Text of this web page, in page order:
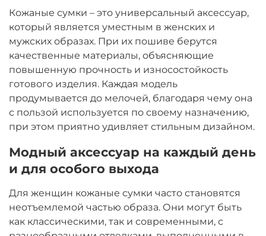
Кожаные сумки – это универсальный аксессуар,
который является уместным в женских и
мужских образах. При их пошиве берутся
качественные материалы, объясняющие
повышенную прочность и износостойкость
готового изделия. Каждая модель
продумывается до мелочей, благодаря чему она
с пользой используется по своему назначению,
при этом приятно удивляет стильным дизайном.
Модный аксессуар на каждый день
и для особого выхода
Для женщин кожаные сумки часто становятся
неотъемлемой частью образа. Они могут быть
как классическими, так и современными, с